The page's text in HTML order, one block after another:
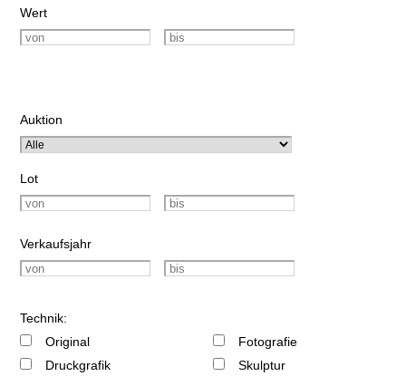
Wert
Auktion
Lot
Verkaufsjahr
Technik:
Original
Druckgrafik
Fotografie
Skulptur